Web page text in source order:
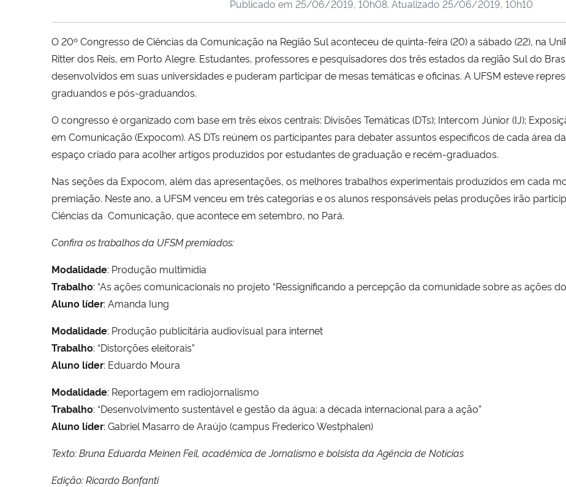
Publicado em 25/06/2019, 10h08. Atualizado 25/06/2019, 10h10
O 20º Congresso de Ciências da Comunicação na Região Sul aconteceu de quinta-feira (20) a sábado (22), na
Ritter dos Reis, em Porto Alegre. Estudantes, professores e pesquisadores dos três estados da região Sul do
desenvolvidos em suas universidades e puderam participar de mesas temáticas e oficinas. A UFSM esteve
graduandos e pós-graduandos.
O congresso é organizado com base em três eixos centrais: Divisões Temáticas (DTs); Intercom Júnior (IJ);
em Comunicação (Expocom). AS DTs reúnem os participantes para debater assuntos específicos de cada área
espaço criado para acolher artigos produzidos por estudantes de graduação e recém-graduados.
Nas seções da Expocom, além das apresentações, os melhores trabalhos experimentais produzidos em cada
premiação. Neste ano, a UFSM venceu em três categorias e os alunos responsáveis pelas produções irão
Ciências da Comunicação, que acontece em setembro, no Pará.
Confira os trabalhos da UFSM premiados:
Modalidade: Produção multimídia
Trabalho: “As ações comunicacionais no projeto “Ressignificando a percepção da comunidade sobre as ações
Aluno líder: Amanda Iung
Modalidade: Produção publicitária audiovisual para internet
Trabalho: “Distorções eleitorais”
Aluno líder: Eduardo Moura
Modalidade: Reportagem em radiojornalismo
Trabalho: “Desenvolvimento sustentável e gestão da água: a década internacional para a ação”
Aluno líder: Gabriel Masarro de Araújo (campus Frederico Westphalen)
Texto: Bruna Eduarda Meinen Feil, acadêmica de Jornalismo e bolsista da Agência de Notícias
Edição: Ricardo Bonfanti